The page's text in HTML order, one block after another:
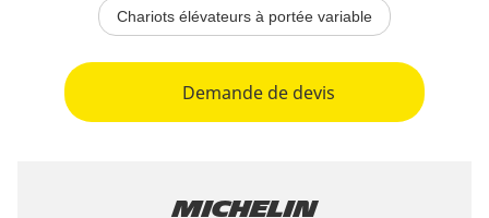
Chariots élévateurs à portée variable
Demande de devis
Michelin